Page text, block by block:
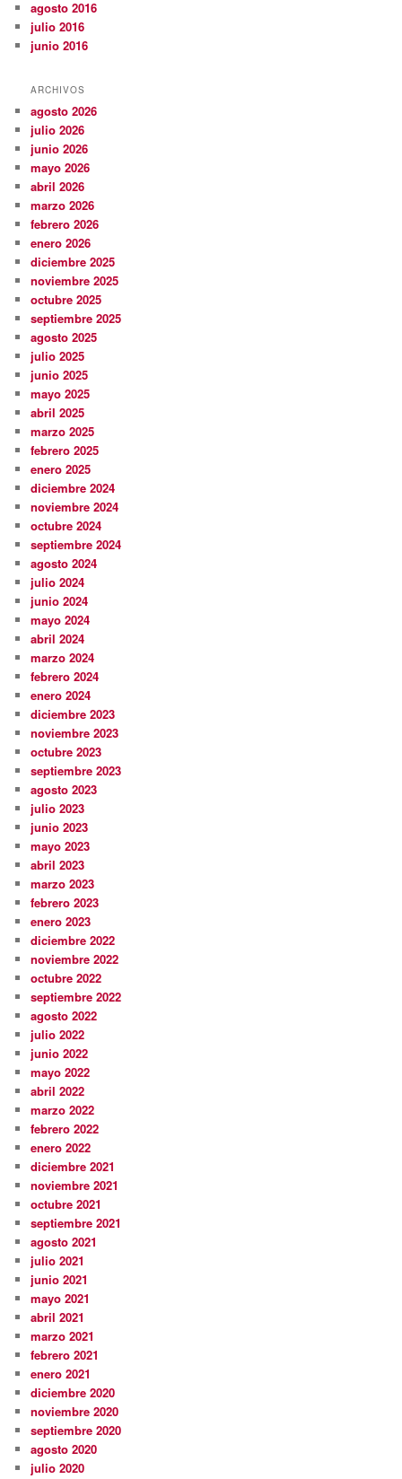
agosto 2016
julio 2016
junio 2016
ARCHIVOS
agosto 2026
julio 2026
junio 2026
mayo 2026
abril 2026
marzo 2026
febrero 2026
enero 2026
diciembre 2025
noviembre 2025
octubre 2025
septiembre 2025
agosto 2025
julio 2025
junio 2025
mayo 2025
abril 2025
marzo 2025
febrero 2025
enero 2025
diciembre 2024
noviembre 2024
octubre 2024
septiembre 2024
agosto 2024
julio 2024
junio 2024
mayo 2024
abril 2024
marzo 2024
febrero 2024
enero 2024
diciembre 2023
noviembre 2023
octubre 2023
septiembre 2023
agosto 2023
julio 2023
junio 2023
mayo 2023
abril 2023
marzo 2023
febrero 2023
enero 2023
diciembre 2022
noviembre 2022
octubre 2022
septiembre 2022
agosto 2022
julio 2022
junio 2022
mayo 2022
abril 2022
marzo 2022
febrero 2022
enero 2022
diciembre 2021
noviembre 2021
octubre 2021
septiembre 2021
agosto 2021
julio 2021
junio 2021
mayo 2021
abril 2021
marzo 2021
febrero 2021
enero 2021
diciembre 2020
noviembre 2020
septiembre 2020
agosto 2020
julio 2020